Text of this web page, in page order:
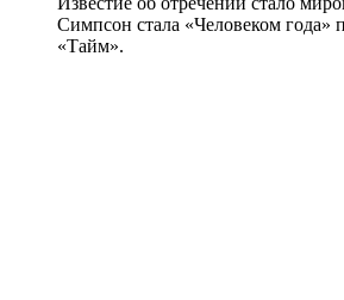
Симпсон стала «Человеком года»
«Тайм».